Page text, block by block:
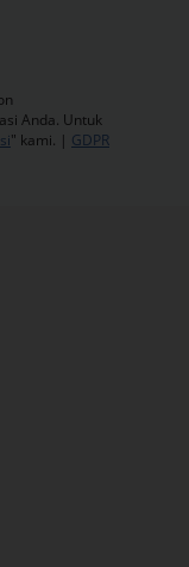
Anda. Untuk
" kami. | GDPR